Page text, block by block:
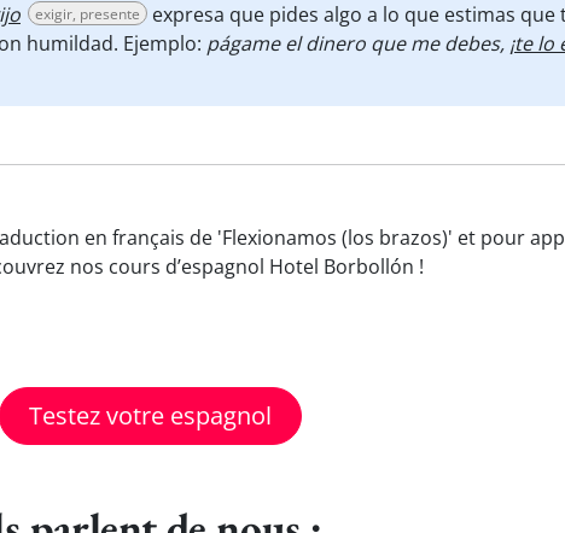
exigir, presente
expresa que pides algo a lo que estimas que
humildad. Ejemplo: págame el dinero que me debes, ¡te lo
en français de 'Flexionamos (los brazos)' et pour
nos cours d’espagnol Hotel Borbollón !
Testez votre espagnol